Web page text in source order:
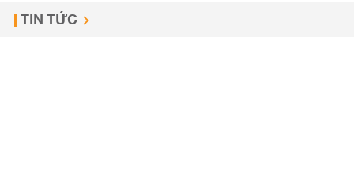
TIN TỨC